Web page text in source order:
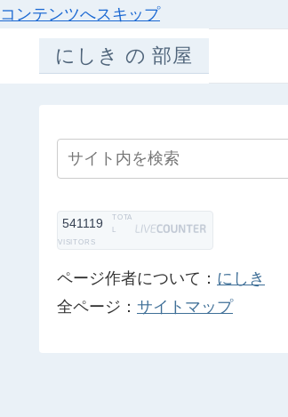
コンテンツへスキップ
にしき の 部屋
541119
TOTA
L
VISITORS
ページ作者について： にしき
全ページ： サイトマップ